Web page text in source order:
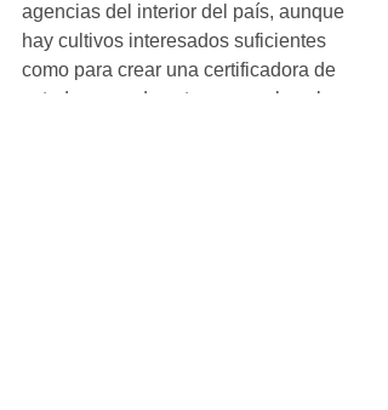
agencias del interior del país, aunque
hay cultivos interesados suficientes
como para crear una certificadora de
estado y que de esta manera le salga